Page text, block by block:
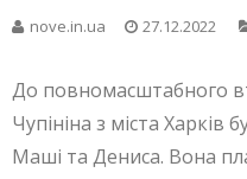
nove.in.ua 27.12.2022
До повномасштабного
Чупініна з міста
Маші та Дениса. Вона